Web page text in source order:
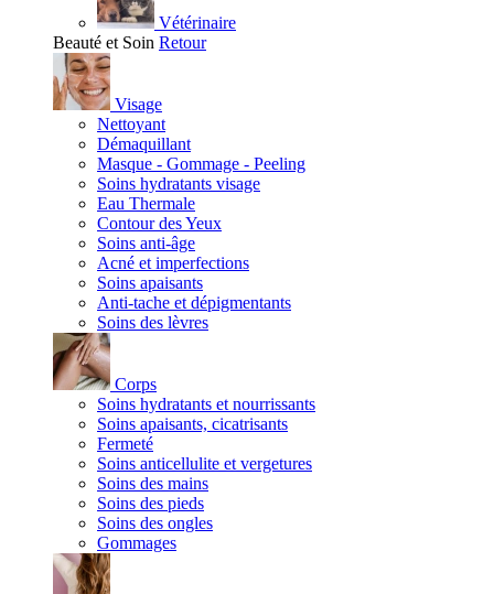
Vétérinaire
Beauté et Soin Retour
Visage
Nettoyant
Démaquillant
Masque - Gommage - Peeling
Soins hydratants visage
Eau Thermale
Contour des Yeux
Soins anti-âge
Acné et imperfections
Soins apaisants
Anti-tache et dépigmentants
Soins des lèvres
Corps
Soins hydratants et nourrissants
Soins apaisants, cicatrisants
Fermeté
Soins anticellulite et vergetures
Soins des mains
Soins des pieds
Soins des ongles
Gommages